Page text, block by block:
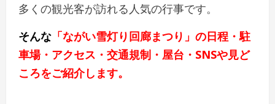
多くの観光客が訪れる人気の行事です。
そんな 「ながい雪灯り回廊まつり」の日程・駐
車場・アクセス・交通規制・屋台・SNSや見ど
ころをご紹介します。